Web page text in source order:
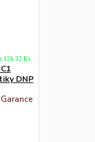
DNP
15h 32 Ks